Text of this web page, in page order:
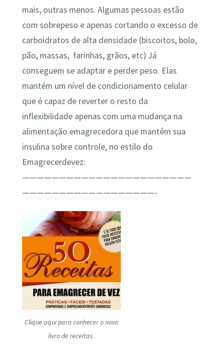
mais, outras menos. Algumas pessoas estão
com sobrepeso e apenas cortando o excesso de
carboidratos de alta densidade (biscoitos, bolo,
pão, massas, farinhas, grãos, etc) Já
conseguem se adaptar e perder peso. Elas
mantém um nível de condicionamento celular
que é capaz de reverter o resto da
inflexibilidade apenas com uma mudança na
alimentação emagrecedora que mantém sua
insulina sobre controle, no estilo do
Emagrecerdevez:
———————————————————————
——————————————————-
Clique aqui para conhecer o novo
livro de receitas.